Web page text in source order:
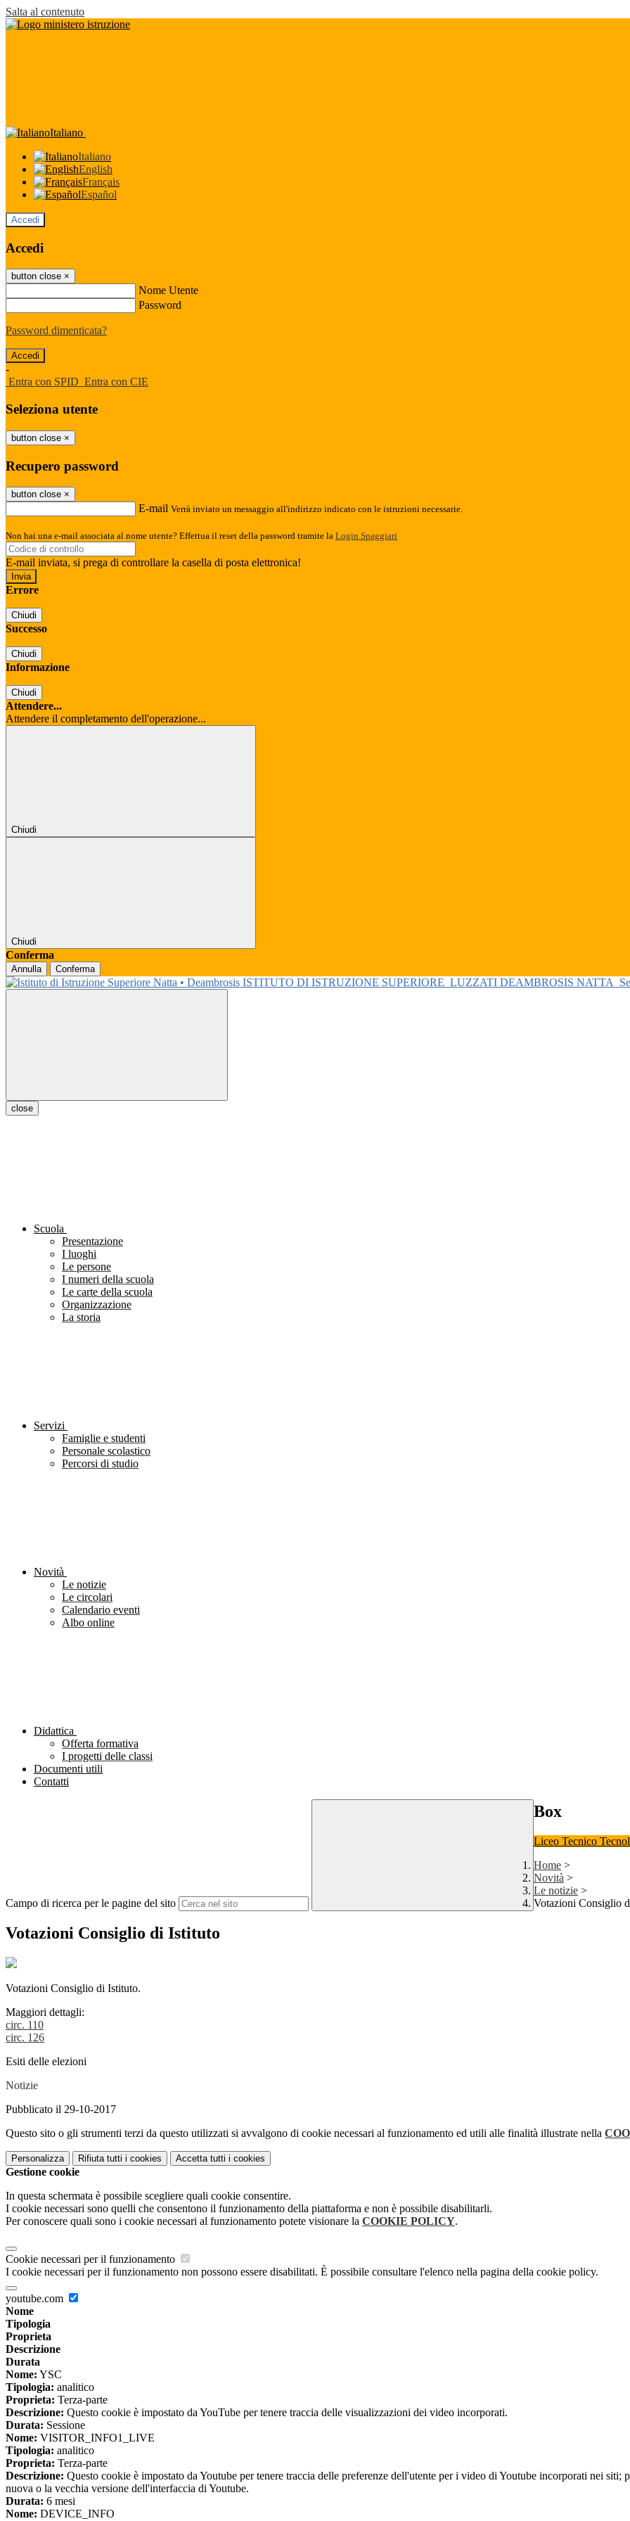
Salta al contenuto
Italiano
Italiano
English
Français
Español
Accedi
Accedi
button close ×
Nome Utente
Password
Password dimenticata?
-
Entra con SPID Entra con CIE
Seleziona utente
button close ×
Recupero password
button close ×
E-mail Verrà inviato un messaggio all'indirizzo indicato con le istruzioni necessarie.
Non hai una e-mail associata al nome utente? Effettua il reset della password tramite la Login Spaggiari
E-mail inviata, si prega di controllare la casella di posta elettronica!
Errore
Chiudi
Successo
Chiudi
Informazione
Chiudi
Attendere...
Attendere il completamento dell'operazione...
Chiudi
Chiudi
Conferma
Annulla Conferma
ISTITUTO DI ISTRUZIONE SUPERIORE LUZZATI DEAMBROSIS NATTA
close
Scuola
Presentazione
I luoghi
Le persone
I numeri della scuola
Le carte della scuola
Organizzazione
La storia
Servizi
Famiglie e studenti
Personale scolastico
Percorsi di studio
Novità
Le notizie
Le circolari
Calendario eventi
Albo online
Didattica
Offerta formativa
I progetti delle classi
Documenti utili
Contatti
Campo di ricerca per le pagine del sito
Box
Liceo Tecnico
Home >
Novità >
Le notizie >
Votazioni Consiglio
Votazioni Consiglio di Istituto
Votazioni Consiglio di Istituto.
Maggiori dettagli:
circ. 110
circ. 126
Esiti delle elezioni
Notizie
Pubblicato il 29-10-2017
Questo sito o gli strumenti terzi da questo utilizzati si avvalgono di cookie necessari al funzionamento ed utili alle finalità illustrate nella
Personalizza Rifiuta tutti i cookies Accetta tutti i cookies
Gestione cookie
In questa schermata è possibile scegliere quali cookie consentire.
I cookie necessari sono quelli che consentono il funzionamento della piattaforma e non è possibile disabilitarli.
Per conoscere quali sono i cookie necessari al funzionamento potete visionare la COOKIE POLICY.
Cookie necessari per il funzionamento
I cookie necessari per il funzionamento non possono essere disabilitati. È possibile consultare l'elenco nella pagina della cookie policy.
youtube.com
Nome
Tipologia
Proprieta
Descrizione
Durata
Nome: YSC
Tipologia: analitico
Proprieta: Terza-parte
Descrizione: Questo cookie è impostato da YouTube per tenere traccia delle visualizzazioni dei video incorporati.
Durata: Sessione
Nome: VISITOR_INFO1_LIVE
Tipologia: analitico
Proprieta: Terza-parte
Descrizione: Questo cookie è impostato da Youtube per tenere traccia delle preferenze dell'utente per i video di Youtube incorporati nei
nuova o la vecchia versione dell'interfaccia di Youtube.
Durata: 6 mesi
Nome: DEVICE_INFO